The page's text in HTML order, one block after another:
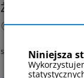
Żeromskiego Hel
Hel, ul.
sklep w pobliżu
Niniejsza